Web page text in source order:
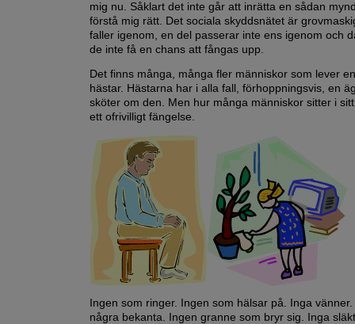
mig nu. Såklart det inte går att inrätta en sådan
förstå mig rätt. Det sociala skyddsnätet är
faller igenom, en del passerar inte ens igenom och
de inte få en chans att fångas upp.
Det finns många, många fler människor som lever
hästar. Hästarna har i alla fall, förhoppningsvis, en
sköter om den. Men hur många människor sitter i
ett ofrivilligt fängelse.
Ingen som ringer. Ingen som hälsar på. Inga
några bekanta. Ingen granne som bryr sig. Inga